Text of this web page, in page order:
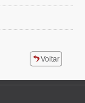
Voltar